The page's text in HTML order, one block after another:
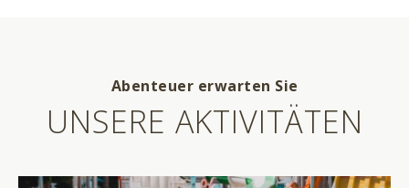
Abenteuer erwarten Sie
UNSERE AKTIVITÄTEN